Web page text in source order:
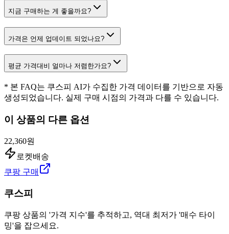
지금 구매하는 게 좋을까요?
가격은 언제 업데이트 되었나요?
평균 가격대비 얼마나 저렴한가요?
* 본 FAQ는 쿠스피 AI가 수집한 가격 데이터를 기반으로 자동
생성되었습니다. 실제 구매 시점의 가격과 다를 수 있습니다.
이 상품의 다른 옵션
22,360원
로켓배송
쿠팡 구매
쿠스피
쿠팡 상품의 '가격 지수'를 추적하고, 역대 최저가 '매수 타이
밍'을 잡으세요.